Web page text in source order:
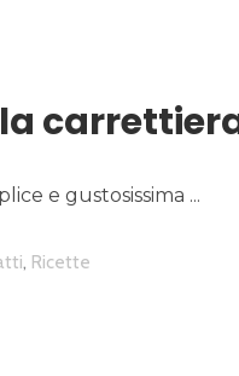
e gustosissima
, Ricette